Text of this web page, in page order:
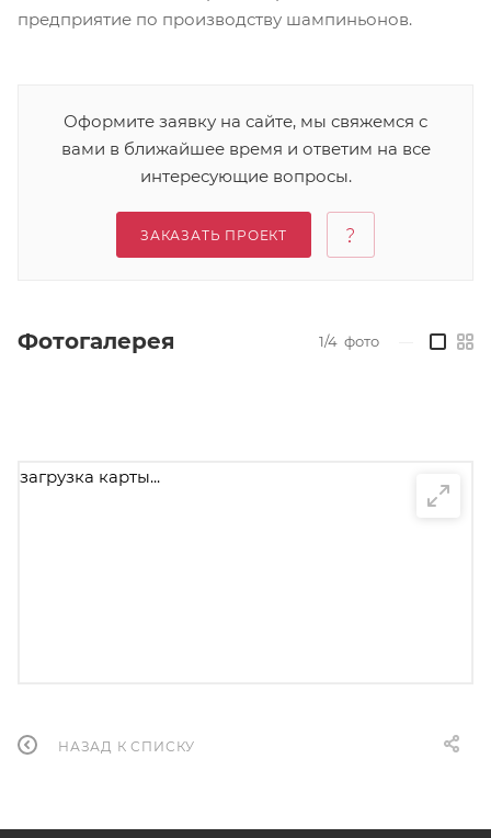
предприятие по производству шампиньонов.
Оформите заявку на сайте, мы свяжемся с
вами в ближайшее время и ответим на все
интересующие вопросы.
ЗАКАЗАТЬ ПРОЕКТ
Фотогалерея 1/4 фото
загрузка карты...
НАЗАД К СПИСКУ